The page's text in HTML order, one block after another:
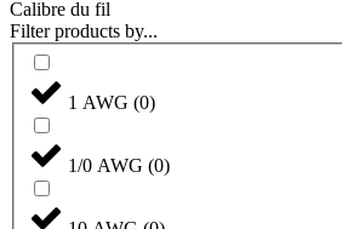
Calibre du fil
Filter products by...
1 AWG (0)
1/0 AWG (0)